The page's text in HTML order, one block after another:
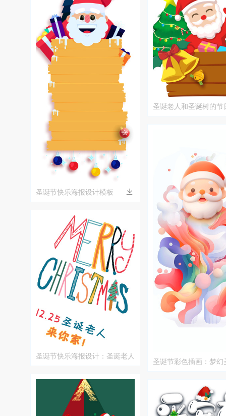
圣诞节快乐海报设计模板
圣诞节快乐海报设计：圣诞老人
圣诞老人和圣诞树的节
圣诞节彩色插画：梦幻